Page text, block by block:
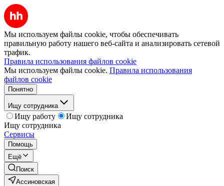
Мы используем файлы cookie, чтобы обеспечивать
правильную работу нашего веб-сайта и анализировать сетевой
трафик.
Правила использования файлов cookie
Мы используем файлы cookie. Правила использования
файлов cookie
Понятно
Ищу сотрудника
Ищу работу
Ищу сотрудника
Ищу сотрудника
Сервисы
Помощь
Ещё
Поиск
Ассиновская